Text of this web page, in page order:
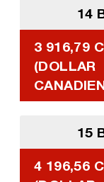
14
3 916,79
(DOLLAR
15
4 196,56